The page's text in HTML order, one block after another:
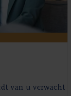
van u verwacht